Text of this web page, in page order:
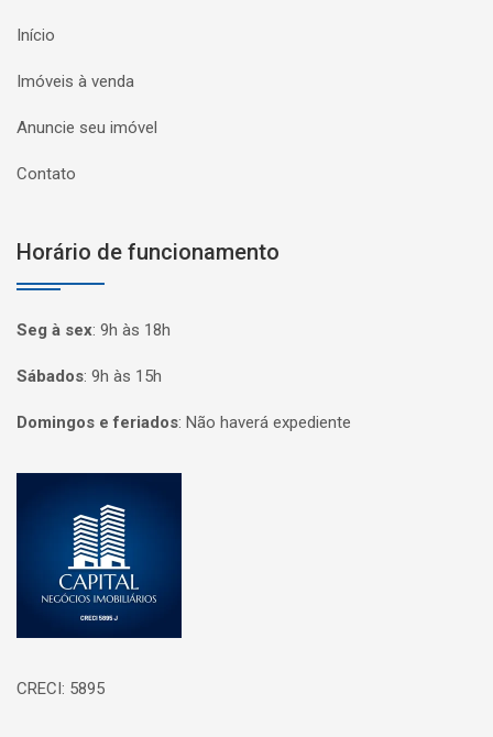
Início
Imóveis à venda
Anuncie seu imóvel
Contato
Horário de funcionamento
Seg à sex: 9h às 18h
Sábados: 9h às 15h
Domingos e feriados: Não haverá expediente
CRECI: 5895